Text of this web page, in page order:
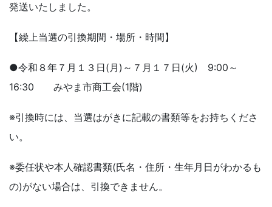
発送いたしました。
【繰上当選の引換期間・場所・時間】
●令和８年７月１３日(月)～７月１７日(火) 9:00～
16:30 みやま市商工会(1階)
※引換時には、当選はがきに記載の書類等をお持ちくださ
い。
※委任状や本人確認書類(氏名・住所・生年月日がわかるも
の)がない場合は、引換できません。